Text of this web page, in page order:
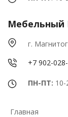
г.
+7 902-
ПН-ПТ: 10-
Главная